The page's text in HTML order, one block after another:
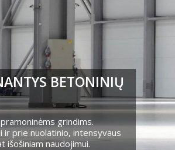
BETONINIŲ
grindims.
ir prie nuolatinio, intensyvaus
išošiniam naudojimui.